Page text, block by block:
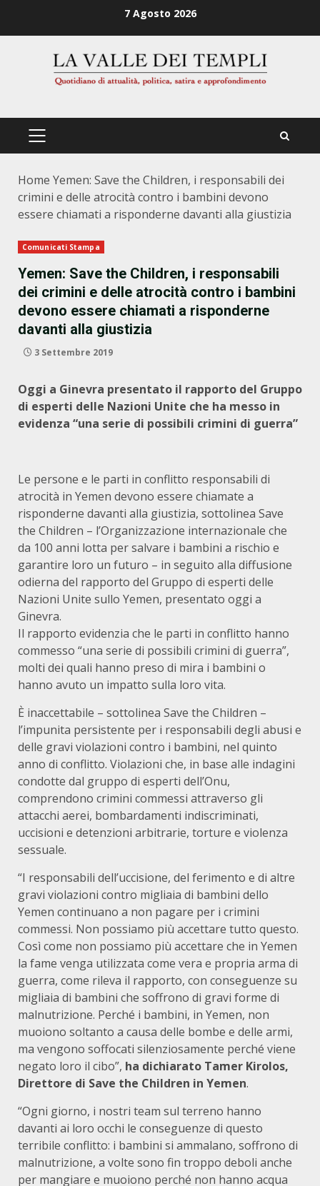
7 Agosto 2026
PRIMÄRES
Home Yemen: Save the Children, i responsabili dei
crimini e delle atrocità contro i bambini devono
essere chiamati a risponderne davanti alla giustizia
Comunicati Stampa
Yemen: Save the Children, i responsabili
dei crimini e delle atrocità contro i bambini
devono essere chiamati a risponderne
davanti alla giustizia
3 Settembre 2019
Oggi a Ginevra presentato il rapporto del Gruppo
di esperti delle Nazioni Unite che ha messo in
evidenza “una serie di possibili crimini di guerra”
Le persone e le parti in conflitto responsabili di
atrocità in Yemen devono essere chiamate a
risponderne davanti alla giustizia, sottolinea Save
the Children – l’Organizzazione internazionale che
da 100 anni lotta per salvare i bambini a rischio e
garantire loro un futuro – in seguito alla diffusione
odierna del rapporto del Gruppo di esperti delle
Nazioni Unite sullo Yemen, presentato oggi a
Ginevra.
Il rapporto evidenzia che le parti in conflitto hanno
commesso “una serie di possibili crimini di guerra”,
molti dei quali hanno preso di mira i bambini o
hanno avuto un impatto sulla loro vita.
È inaccettabile – sottolinea Save the Children –
l’impunita persistente per i responsabili degli abusi e
delle gravi violazioni contro i bambini, nel quinto
anno di conflitto. Violazioni che, in base alle indagini
condotte dal gruppo di esperti dell’Onu,
comprendono crimini commessi attraverso gli
attacchi aerei, bombardamenti indiscriminati,
uccisioni e detenzioni arbitrarie, torture e violenza
sessuale.
“I responsabili dell’uccisione, del ferimento e di altre
gravi violazioni contro migliaia di bambini dello
Yemen continuano a non pagare per i crimini
commessi. Non possiamo più accettare tutto questo.
Così come non possiamo più accettare che in Yemen
la fame venga utilizzata come vera e propria arma di
guerra, come rileva il rapporto, con conseguenze su
migliaia di bambini che soffrono di gravi forme di
malnutrizione. Perché i bambini, in Yemen, non
muoiono soltanto a causa delle bombe e delle armi,
ma vengono soffocati silenziosamente perché viene
negato loro il cibo”, ha dichiarato Tamer Kirolos,
Direttore di Save the Children in Yemen.
“Ogni giorno, i nostri team sul terreno hanno
davanti ai loro occhi le conseguenze di questo
terribile conflitto: i bambini si ammalano, soffrono di
malnutrizione, a volte sono fin troppo deboli anche
per mangiare e muoiono perché non hanno acqua